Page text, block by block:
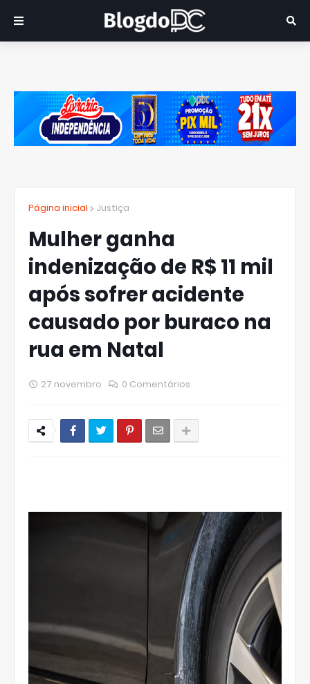
Página inicial Justiça
Mulher ganha
indenização de R$ 11 mil
após sofrer acidente
causado por buraco na
rua em Natal
27 novembro 0 Comentários